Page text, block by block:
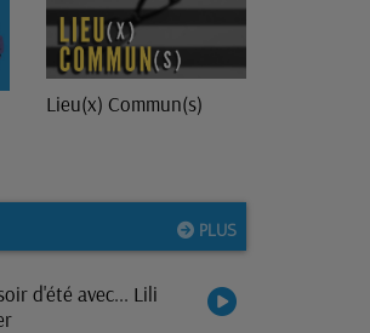
Lieu(x) Commun(s)
PLUS
d'été avec... Lili